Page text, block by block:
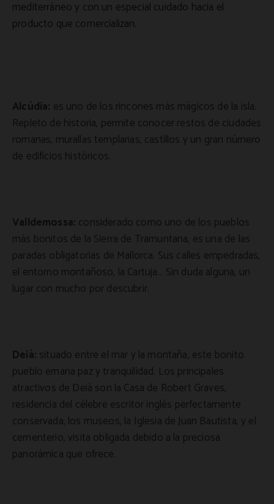
mediterráneo y con un especial cuidado hacia el
producto que comercializan.
Alcúdia: es uno de los rincones más mágicos de la isla.
Repleto de historia, permite conocer restos de ciudades
romanas, murallas templarias, castillos y un gran número
de edificios históricos.
Valldemossa: considerado como uno de los pueblos
más bonitos de la Sierra de Tramuntana, es una de las
paradas obligatorias de Mallorca. Sus calles empedradas,
el entorno montañoso, la Cartuja… Sin duda alguna, un
lugar con mucho por descubrir.
Deià: situado entre el mar y la montaña, este bonito
pueblo emana paz y tranquilidad. Los principales
atractivos de Deià son la Casa de Robert Graves,
residencia del célebre escritor inglés perfectamente
conservada, los museos, la Iglesia de Juan Bautista, y el
cementerio, visita obligada debido a la preciosa
panorámica que ofrece.